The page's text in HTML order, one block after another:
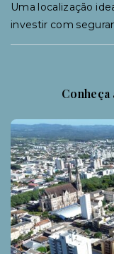
Uma localização
investir com
Conheça